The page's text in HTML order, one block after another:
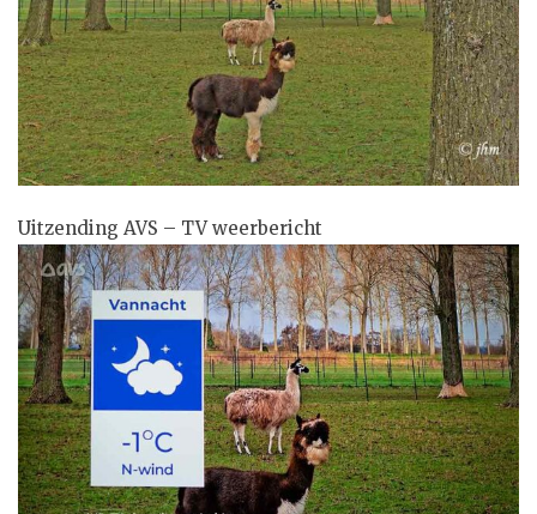
Uitzending AVS – TV weerbericht